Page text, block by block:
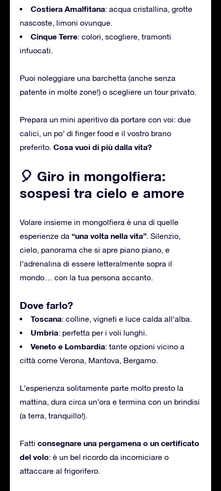
Costiera Amalfitana: acqua cristallina, grotte
nascoste, limoni ovunque.
Cinque Terre: colori, scogliere, tramonti
infuocati.
Puoi noleggiare una barchetta (anche senza
patente in molte zone!) o scegliere un tour privato.
Prepara un mini aperitivo da portare con voi: due
calici, un po’ di finger food e il vostro brano
preferito. Cosa vuoi di più dalla vita?
🎈 Giro in mongolfiera:
sospesi tra cielo e amore
Volare insieme in mongolfiera è una di quelle
esperienze da “una volta nella vita”. Silenzio,
cielo, panorama che si apre piano piano, e
l’adrenalina di essere letteralmente sopra il
mondo… con la tua persona accanto.
Dove farlo?
Toscana: colline, vigneti e luce calda all’alba.
Umbria: perfetta per i voli lunghi.
Veneto e Lombardia: tante opzioni vicino a
città come Verona, Mantova, Bergamo.
L’esperienza solitamente parte molto presto la
mattina, dura circa un’ora e termina con un brindisi
(a terra, tranquillo!).
Fatti consegnare una pergamena o un certificato
del volo: è un bel ricordo da incorniciare o
attaccare al frigorifero.